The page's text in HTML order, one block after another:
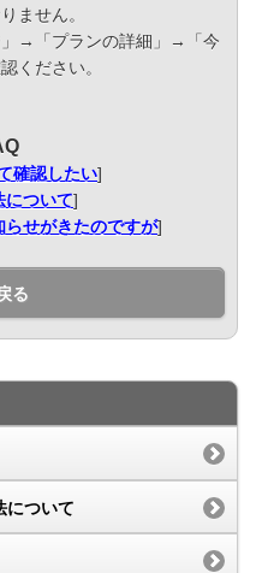
ません。
」→「プランの詳細」→「今
ください。
確認したい]
について]
らせがきたのですが]
る
について